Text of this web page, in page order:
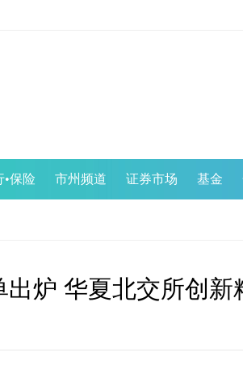
•保险 市州频道 证券市场 基金
出炉 华夏北交所创新